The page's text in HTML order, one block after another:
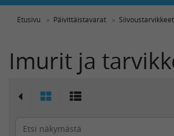
Etusivu Päivittäistavarat Siivoustarvikkeet
Imurit ja